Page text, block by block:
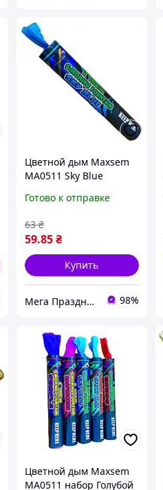
Цветной дым Maxsem
MA0511 Sky Blue
для фотосессий. Время
Готово к отправке
59.85₴
63 ₴
Купить
Мега Праздник – магазин аксессуаров для праздника и все для оформления воздушными шарами ОПТ. 98%
Цветной дым Maxsem
MA0511 набор Голубой